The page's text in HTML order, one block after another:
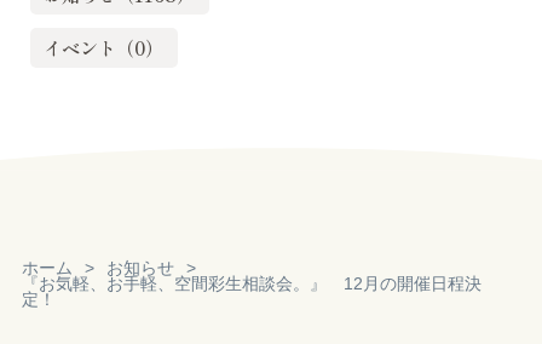
イベント（0）
ホーム
お知らせ
『お気軽、お手軽、空間彩生相談会。』 12月の開催日程決
定！